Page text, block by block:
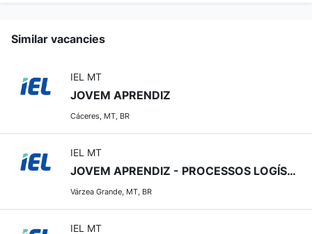
Similar vacancies
IEL MT
JOVEM APRENDIZ
Cáceres, MT, BR
IEL MT
JOVEM APRENDIZ - PROCESSOS LOGÍSTICOS (VESPERTINO)
Várzea Grande, MT, BR
IEL MT